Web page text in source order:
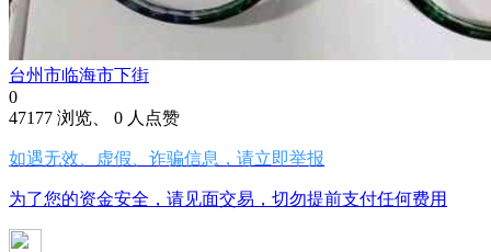
台州市临海市下街
0
47177 浏览、 0 人点赞
如遇无效、虚假、诈骗信息，请立即举报
为了您的资金安全，请见面交易，切勿提前支付任何费用